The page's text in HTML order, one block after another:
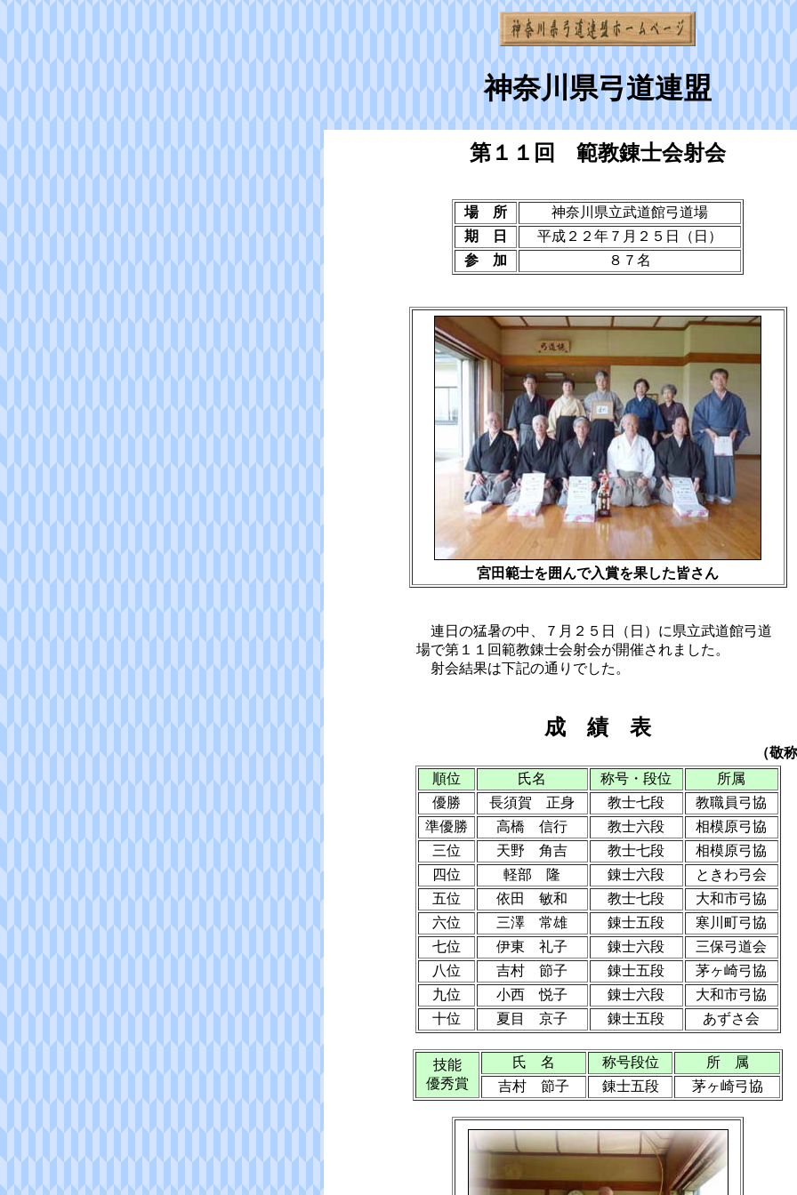
神奈川県弓道連盟
第１１回 範教錬士会射会
場 所
神奈川県立武道館弓道場
期 日
平成２２年７月２５日（日）
参 加
８７名
宮田範士を囲んで入賞を果した皆さん
連日の猛暑の中、７月２５日（日）に県立武道館弓道
場で第１１回範教錬士会射会が開催されました。
射会結果は下記の通りでした。
成 績 表
（敬
順位
氏名 称号・段位
所属
優勝
長須賀 正身 教士七段
教職員弓協
準優勝
高橋 信行 教士六段
相模原弓協
三位
天野 角吉 教士七段
相模原弓協
四位
軽部 隆 錬士六段
ときわ弓会
五位
依田 敏和 教士七段
大和市弓協
六位
三澤 常雄 錬士五段
寒川町弓協
七位
伊東 礼子 錬士六段
三保弓道会
八位
吉村 節子 錬士五段
茅ヶ崎弓協
九位
小西 悦子 錬士六段
大和市弓協
十位
夏目 京子 錬士五段 あずさ会
技能
優秀賞
氏 名 称号段位
所 属
吉村 節子
錬士五段 茅ヶ崎弓協